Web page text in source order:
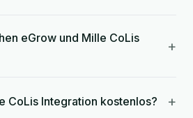
eGrow und Mille CoLis
+
CoLis Integration kostenlos? +